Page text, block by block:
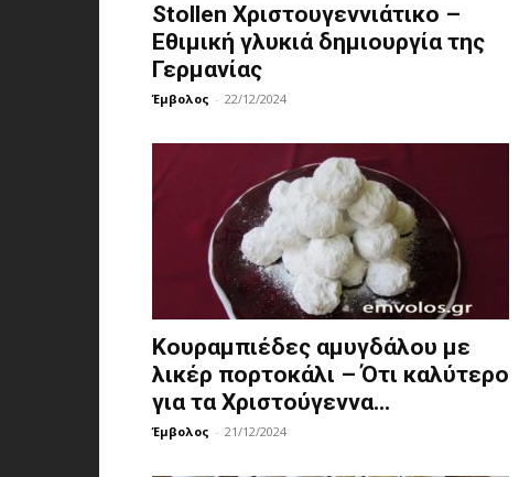
Stollen Χριστουγεννιάτικο –
Εθιμική γλυκιά δημιουργία της
Γερμανίας
Έμβολος - 22/12/2024
Κουραμπιέδες αμυγδάλου με
λικέρ πορτοκάλι – Ότι καλύτερο
για τα Χριστούγεννα...
Έμβολος - 21/12/2024